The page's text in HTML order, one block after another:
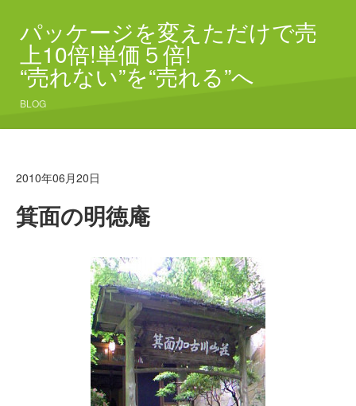
パッケージを変えただけで売
上10倍!単価５倍!
“売れない”を“売れる”へ
BLOG
2010年06月20日
箕面の明徳庵